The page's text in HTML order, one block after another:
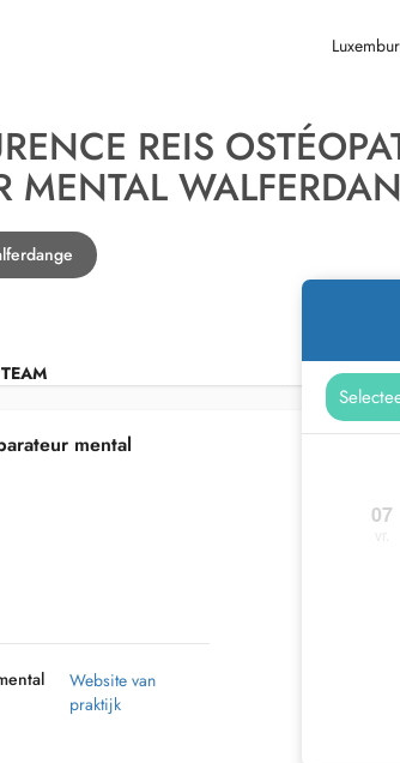
REIS
MENTAL
TEAM
07
mental
Website van
praktijk